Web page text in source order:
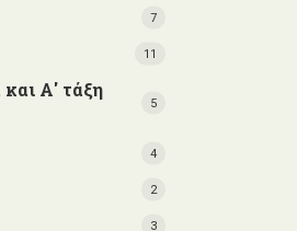
7
11
και Α' τάξη
5
4
2
3